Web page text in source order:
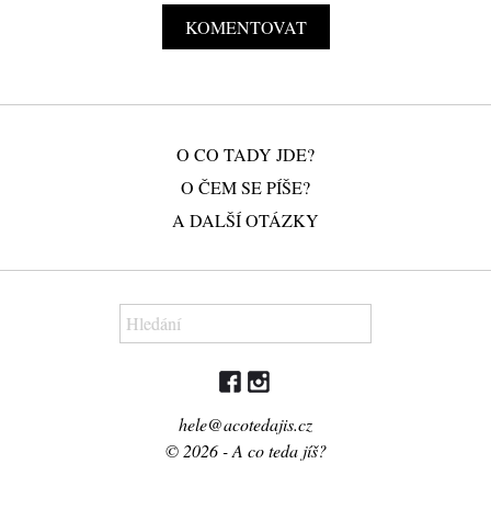
O CO TADY JDE?
O ČEM SE PÍŠE?
A DALŠÍ OTÁZKY
hele@acotedajis.cz
© 2026 - A co teda jíš?